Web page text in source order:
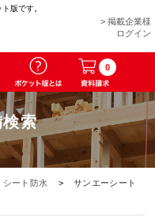
版です。
> 掲載企業様
ログイン
0
索
シート防水 > サンエーシート